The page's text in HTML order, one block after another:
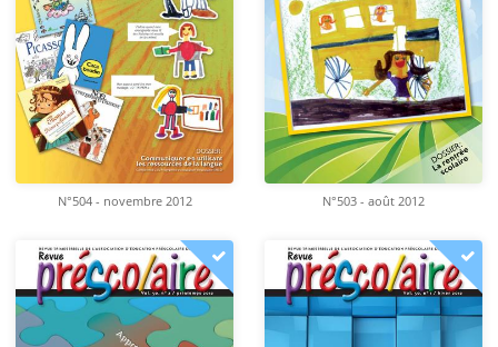
N°504 - novembre 2012 N°503 - août 2012